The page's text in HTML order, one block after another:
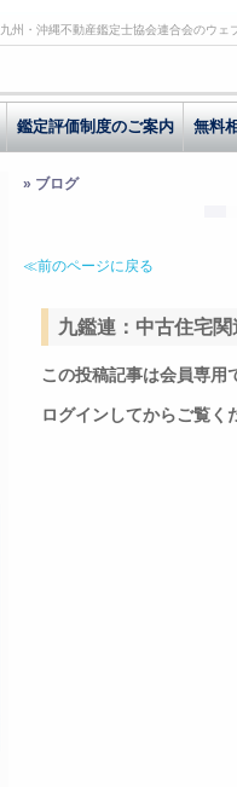
九州・沖縄不動産鑑定士協会連合会のウェ
鑑定評価制度のご案内 無料
» ブログ
≪前のページに戻る
九鑑連：中古住宅
この投稿記事は会員専用
ログインしてからご覧く